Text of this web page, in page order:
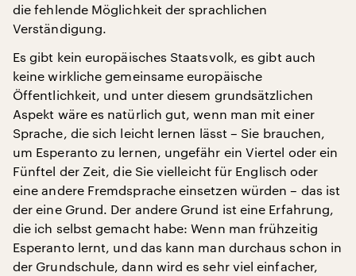
die fehlende Möglichkeit der sprachlichen
Verständigung.
Es gibt kein europäisches Staatsvolk, es gibt auch
keine wirkliche gemeinsame europäische
Öffentlichkeit, und unter diesem grundsätzlichen
Aspekt wäre es natürlich gut, wenn man mit einer
Sprache, die sich leicht lernen lässt – Sie brauchen,
um Esperanto zu lernen, ungefähr ein Viertel oder ein
Fünftel der Zeit, die Sie vielleicht für Englisch oder
eine andere Fremdsprache einsetzen würden – das ist
der eine Grund. Der andere Grund ist eine Erfahrung,
die ich selbst gemacht habe: Wenn man frühzeitig
Esperanto lernt, und das kann man durchaus schon in
der Grundschule, dann wird es sehr viel einfacher,